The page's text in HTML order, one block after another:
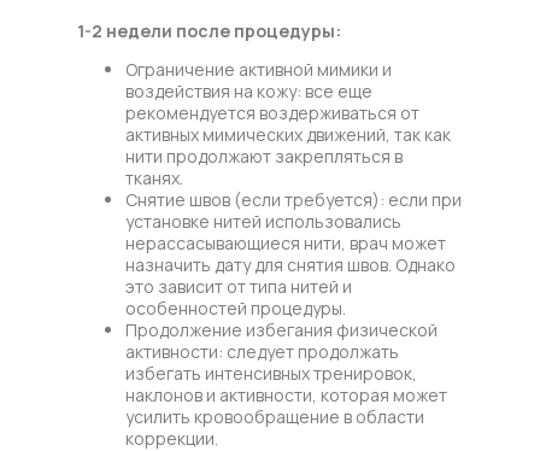
1-2 недели после процедуры:
Ограничение активной мимики и
воздействия на кожу: все еще
рекомендуется воздерживаться от
активных мимических движений, так как
нити продолжают закрепляться в
тканях.
Снятие швов (если требуется): если при
установке нитей использовались
нерассасывающиеся нити, врач может
назначить дату для снятия швов. Однако
это зависит от типа нитей и
особенностей процедуры.
Продолжение избегания физической
активности: следует продолжать
избегать интенсивных тренировок,
наклонов и активности, которая может
усилить кровообращение в области
коррекции.